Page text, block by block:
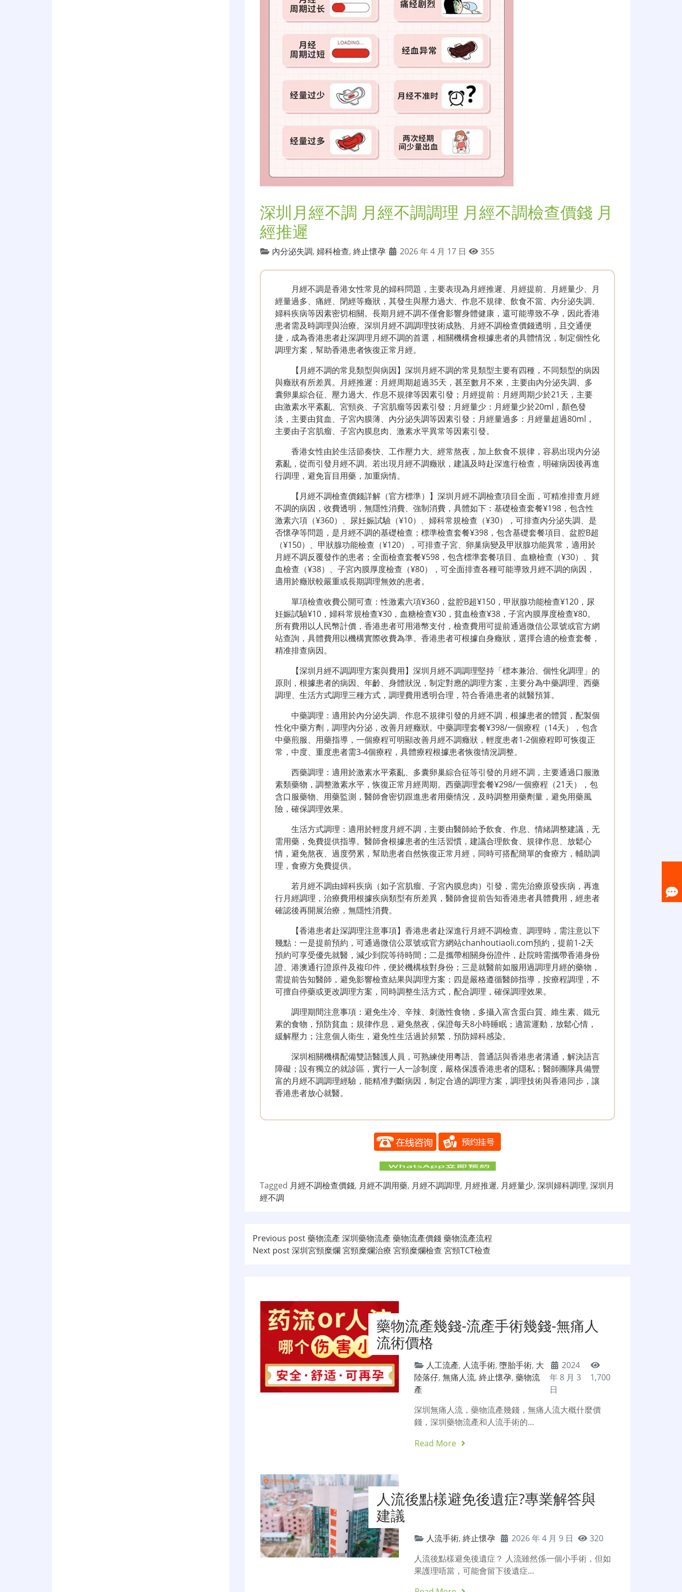
深圳月經不調 月經不調調理 月經不調檢查價錢 月
經推遲
內分泌失調, 婦科檢查, 終止懷孕 2026 年 4 月 17 日 355
月經不調是香港女性常見的婦科問題，主要表現為月經推遲、月經提前、月經量少、月
經量過多、痛經、閉經等癥狀，其發生與壓力過大、作息不規律、飲食不當、內分泌失調、
婦科疾病等因素密切相關。長期月經不調不僅會影響身體健康，還可能導致不孕，因此香港
患者需及時調理與治療。深圳月經不調調理技術成熟、月經不調檢查價錢透明，且交通便
捷，成為香港患者赴深調理月經不調的首選，相關機構會根據患者的具體情況，制定個性化
調理方案，幫助香港患者恢復正常月經。
【月經不調的常見類型與病因】深圳月經不調的常見類型主要有四種，不同類型的病因
與癥狀有所差異。月經推遲：月經周期超過35天，甚至數月不來，主要由內分泌失調、多
囊卵巢綜合征、壓力過大、作息不規律等因素引發；月經提前：月經周期少於21天，主要
由激素水平紊亂、宮頸炎、子宮肌瘤等因素引發；月經量少：月經量少於20ml，顏色發
淡，主要由貧血、子宮內膜薄、內分泌失調等因素引發；月經量過多：月經量超過80ml，
主要由子宮肌瘤、子宮內膜息肉、激素水平異常等因素引發。
香港女性由於生活節奏快、工作壓力大、經常熬夜，加上飲食不規律，容易出現內分泌
紊亂，從而引發月經不調。若出現月經不調癥狀，建議及時赴深進行檢查，明確病因後再進
行調理，避免盲目用藥，加重病情。
【月經不調檢查價錢詳解（官方標準）】深圳月經不調檢查項目全面，可精准排查月經
不調的病因，收費透明，無隱性消費、強制消費，具體如下：基礎檢查套餐¥198，包含性
激素六項（¥360）、尿妊娠試驗（¥10）、婦科常規檢查（¥30），可排查內分泌失調、是
否懷孕等問題，是月經不調的基礎檢查；標準檢查套餐¥398，包含基礎套餐項目、盆腔B超
（¥150）、甲狀腺功能檢查（¥120），可排查子宮、卵巢病變及甲狀腺功能異常，適用於
月經不調反覆發作的患者；全面檢查套餐¥598，包含標準套餐項目、血糖檢查（¥30）、貧
血檢查（¥38）、子宮內膜厚度檢查（¥80），可全面排查各種可能導致月經不調的病因，
適用於癥狀較嚴重或長期調理無效的患者。
單項檢查收費公開可查：性激素六項¥360，盆腔B超¥150，甲狀腺功能檢查¥120，尿
妊娠試驗¥10，婦科常規檢查¥30，血糖檢查¥30，貧血檢查¥38，子宮內膜厚度檢查¥80。
所有費用以人民幣計價，香港患者可用港幣支付，檢查費用可提前通過微信公眾號或官方網
站查詢，具體費用以機構實際收費為準。香港患者可根據自身癥狀，選擇合適的檢查套餐，
精准排查病因。
【深圳月經不調調理方案與費用】深圳月經不調調理堅持「標本兼治、個性化調理」的
原則，根據患者的病因、年齡、身體狀況，制定對應的調理方案，主要分為中藥調理、西藥
調理、生活方式調理三種方式，調理費用透明合理，符合香港患者的就醫預算。
中藥調理：適用於內分泌失調、作息不規律引發的月經不調，根據患者的體質，配製個
性化中藥方劑，調理內分泌，改善月經癥狀。中藥調理套餐¥398/一個療程（14天），包含
中藥煎服、用藥指導，一個療程可明顯改善月經不調癥狀，輕度患者1-2個療程即可恢復正
常，中度、重度患者需3-4個療程，具體療程根據患者恢復情況調整。
西藥調理：適用於激素水平紊亂、多囊卵巢綜合征等引發的月經不調，主要通過口服激
素類藥物，調整激素水平，恢復正常月經周期。西藥調理套餐¥298/一個療程（21天），包
含口服藥物、用藥監測，醫師會密切跟進患者用藥情況，及時調整用藥劑量，避免用藥風
險，確保調理效果。
生活方式調理：適用於輕度月經不調，主要由醫師給予飲食、作息、情緒調整建議，无
需用藥，免費提供指導。醫師會根據患者的生活習慣，建議合理飲食、規律作息、放鬆心
情，避免熬夜、過度勞累，幫助患者自然恢復正常月經，同時可搭配簡單的食療方，輔助調
理，食療方免費提供。
若月經不調由婦科疾病（如子宮肌瘤、子宮內膜息肉）引發，需先治療原發疾病，再進
行月經調理，治療費用根據疾病類型有所差異，醫師會提前告知香港患者具體費用，經患者
確認後再開展治療，無隱性消費。
【香港患者赴深調理注意事項】香港患者赴深進行月經不調檢查、調理時，需注意以下
幾點：一是提前預約，可通過微信公眾號或官方網站chanhoutiaoli.com預約，提前1-2天
預約可享受優先就醫，減少到院等待時間；二是攜帶相關身份證件，赴院時需攜帶香港身份
證、港澳通行證原件及複印件，便於機構核對身份；三是就醫前如服用過調理月經的藥物，
需提前告知醫師，避免影響檢查結果與調理方案；四是嚴格遵循醫師指導，按療程調理，不
可擅自停藥或更改調理方案，同時調整生活方式，配合調理，確保調理效果。
調理期間注意事項：避免生冷、辛辣、刺激性食物，多攝入富含蛋白質、維生素、鐵元
素的食物，預防貧血；規律作息，避免熬夜，保證每天8小時睡眠；適當運動，放鬆心情，
緩解壓力；注意個人衛生，避免性生活過於頻繁，預防婦科感染。
深圳相關機構配備雙語醫護人員，可熟練使用粵語、普通話與香港患者溝通，解決語言
障礙；設有獨立的就診區，實行一人一診制度，嚴格保護香港患者的隱私；醫師團隊具備豐
富的月經不調調理經驗，能精准判斷病因，制定合適的調理方案，調理技術與香港同步，讓
香港患者放心就醫。
Tagged 月經不調檢查價錢, 月經不調用藥, 月經不調調理, 月經推遲, 月經量少, 深圳婦科調理, 深圳月
經不調
文
章
航
Previous post藥物流產 深圳藥物流產 藥物流產價錢 藥物流產流程
Next post深圳宮頸糜爛 宮頸糜爛治療 宮頸糜爛檢查 宮頸TCT檢查
藥物流產幾錢-流產手術幾錢-無痛人
流術價格
人工流產, 人流手術,墮胎手術, 大
陸落仔,無痛人流,終止懷孕,藥物流
產
2024
年 8 月 3
日
1,700
深圳無痛人流，藥物流產幾錢，無痛人流大概什麼價
錢，深圳藥物流產和人流手術的…
Read More
人流後點樣避免後遺症?專業解答與
建議
人流手術,終止懷孕 2026 年 4 月 9 日
320
人流後點樣避免後遺症？ 人流雖然係一個小手術，但如
果護理唔當，可能會留下後遺症…